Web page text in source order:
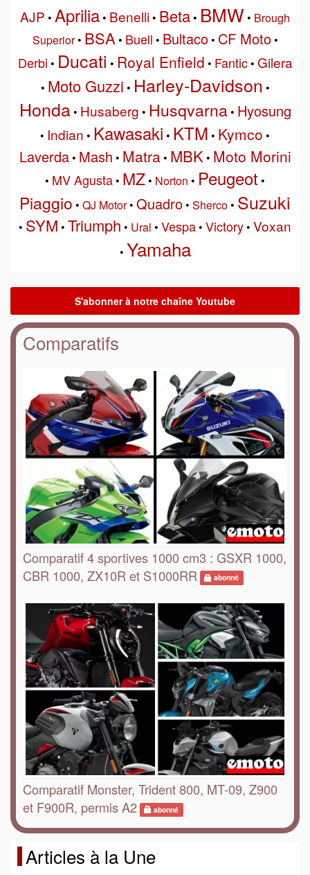
AJP • Aprilia• Benelli• Beta• BMW • Brough
Superior• BSA• Buell • Bultaco• CF Moto•
Derbi • Ducati • Royal Enfield • Fantic• Gilera
• Moto Guzzi • Harley-Davidson •
Honda• Husaberg • Husqvarna• Hyosung
• Indian • Kawasaki • KTM • Kymco •
Laverda• Mash • Matra• MBK• Moto Morini
• MV Agusta• MZ• Norton • Peugeot •
Piaggio • QJ Motor• Quadro• Sherco• Suzuki
• SYM • Triumph • Ural • Vespa• Victory• Voxan
• Yamaha
Comparatifs
Comparatif 4 sportives 1000 cm3 : GSXR 1000,
CBR 1000, ZX10R et S1000RR
abonné
Comparatif Monster, Trident 800, MT-09, Z900
et F900R, permis A2
abonné
Articles à la Une